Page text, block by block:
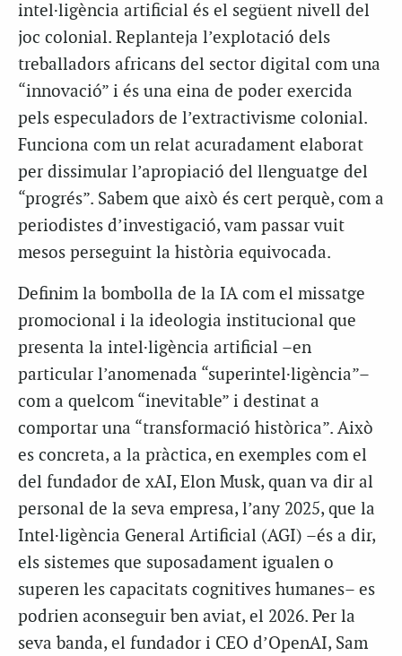
intel·ligència artificial és el següent nivell del
joc colonial. Replanteja l’explotació dels
treballadors africans del sector digital com una
“innovació” i és una eina de poder exercida
pels especuladors de l’extractivisme colonial.
Funciona com un relat acuradament elaborat
per dissimular l’apropiació del llenguatge del
“progrés”. Sabem que això és cert perquè, com a
periodistes d’investigació, vam passar vuit
mesos perseguint la història equivocada.
Definim la bombolla de la IA com el missatge
promocional i la ideologia institucional que
presenta la intel·ligència artificial –en
particular l’anomenada “superintel·ligència”–
com a quelcom “inevitable” i destinat a
comportar una “transformació històrica”. Això
es concreta, a la pràctica, en exemples com el
del fundador de xAI, Elon Musk, quan va dir al
personal de la seva empresa, l’any 2025, que la
Intel·ligència General Artificial (AGI) –és a dir,
els sistemes que suposadament igualen o
superen les capacitats cognitives humanes– es
podrien aconseguir ben aviat, el 2026. Per la
seva banda, el fundador i CEO d’OpenAI, Sam